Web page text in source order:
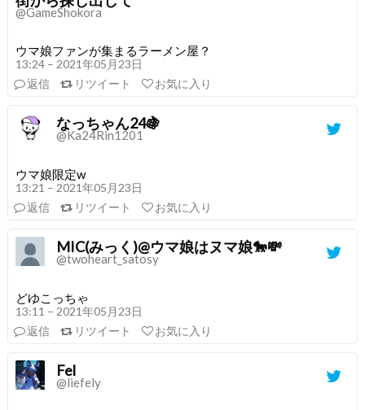
@GameShokora
ウマ娘ファンが集まるラーメン屋？
13:24 – 2021年05月23日
返信
リツイート お気に入り
なっちゃん24🍇
@Ka24Rin1201
ウマ娘限定w
13:21 – 2021年05月23日
返信
リツイート お気に入り
MIC(みっく)@ウマ娘はヌマ娘🐎💸
@twoheart_satosy
どゆこっちゃ
13:11 – 2021年05月23日
返信
リツイート お気に入り
Fel
@liefely